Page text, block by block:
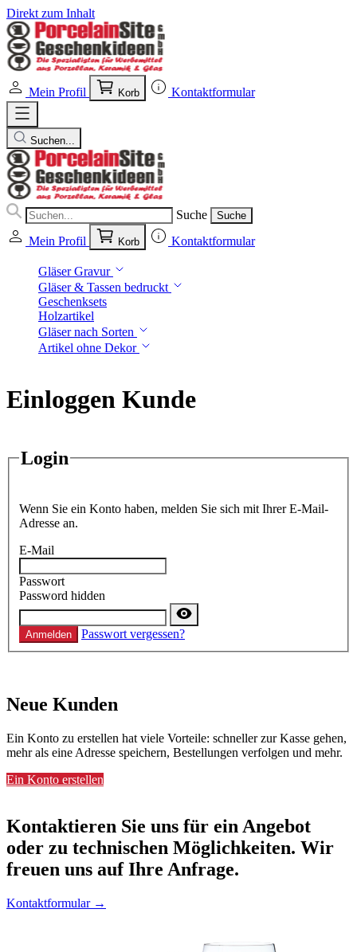
Direkt zum Inhalt
Mein Profil Korb Kontaktformular
Suchen...
Suche Suche
Mein Profil Korb Kontaktformular
Gläser Gravur
Gläser & Tassen bedruckt
Geschenksets
Holzartikel
Gläser nach Sorten
Artikel ohne Dekor
Einloggen Kunde
Login
Wenn Sie ein Konto haben, melden Sie sich mit Ihrer E-Mail-
Adresse an.
E-Mail
Passwort
Password hidden
Anmelden Passwort vergessen?
Neue Kunden
Ein Konto zu erstellen hat viele Vorteile: schneller zur Kasse gehen,
mehr als eine Adresse speichern, Bestellungen verfolgen und mehr.
Ein Konto erstellen
Kontaktieren Sie uns für ein Angebot
oder zu technischen Möglichkeiten. Wir
freuen uns auf Ihre Anfrage.
Kontaktformular →